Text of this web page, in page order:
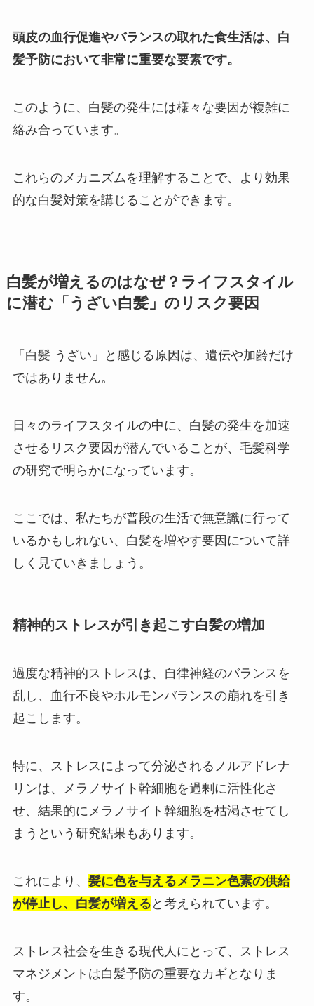
頭皮の血行促進やバランスの取れた食生活は、白
髪予防において非常に重要な要素です。
このように、白髪の発生には様々な要因が複雑に
絡み合っています。
これらのメカニズムを理解することで、より効果
的な白髪対策を講じることができます。
白髪が増えるのはなぜ？ライフスタイル
に潜む「うざい白髪」のリスク要因
「白髪 うざい」と感じる原因は、遺伝や加齢だけ
ではありません。
日々のライフスタイルの中に、白髪の発生を加速
させるリスク要因が潜んでいることが、毛髪科学
の研究で明らかになっています。
ここでは、私たちが普段の生活で無意識に行って
いるかもしれない、白髪を増やす要因について詳
しく見ていきましょう。
精神的ストレスが引き起こす白髪の増加
過度な精神的ストレスは、自律神経のバランスを
乱し、血行不良やホルモンバランスの崩れを引き
起こします。
特に、ストレスによって分泌されるノルアドレナ
リンは、メラノサイト幹細胞を過剰に活性化さ
せ、結果的にメラノサイト幹細胞を枯渇させてし
まうという研究結果もあります。
これにより、 髪に色を与えるメラニン色素の供給
が停止し、白髪が増える と考えられています。
ストレス社会を生きる現代人にとって、ストレス
マネジメントは白髪予防の重要なカギとなりま
す。